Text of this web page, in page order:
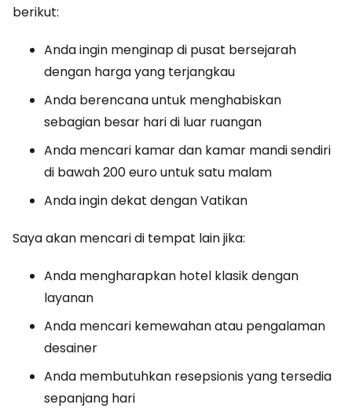
berikut:
Anda ingin menginap di pusat bersejarah
dengan harga yang terjangkau
Anda berencana untuk menghabiskan
sebagian besar hari di luar ruangan
Anda mencari kamar dan kamar mandi sendiri
di bawah 200 euro untuk satu malam
Anda ingin dekat dengan Vatikan
Saya akan mencari di tempat lain jika:
Anda mengharapkan hotel klasik dengan
layanan
Anda mencari kemewahan atau pengalaman
desainer
Anda membutuhkan resepsionis yang tersedia
sepanjang hari